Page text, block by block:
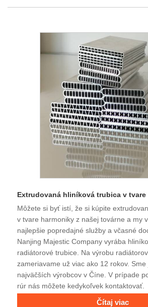
Extrudovaná hliníková trubica v tvare
Môžete si byť istí, že si kúpite
v tvare harmoniky z našej továrne a my
najlepšie popredajné služby a včasné
Nanjing Majestic Company vyrába
radiátorové trubice. Na výrobu
zameriavame už viac ako 12 rokov. Sme
najväčších výrobcov v Číne. V prípade
rúr nás môžete kedykoľvek kontaktovať.
Čítaj viac